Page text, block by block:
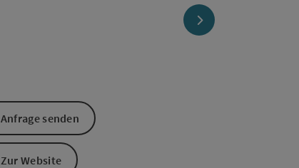
nächstes Element
Anfrage senden
Zur Website